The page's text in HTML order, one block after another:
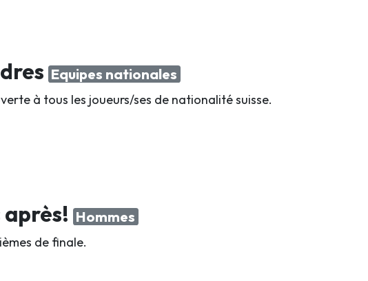
Equipes nationales
à tous les joueurs/ses de nationalité suisse.
Hommes
de finale.